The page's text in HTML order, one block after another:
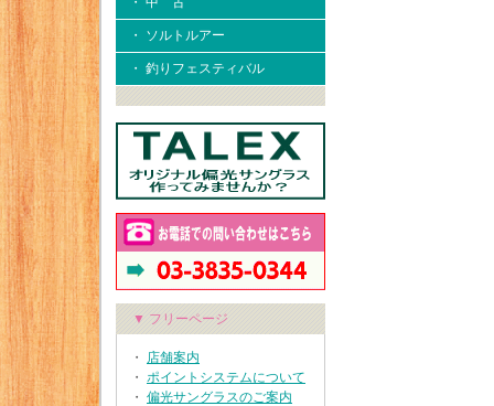
・ ソルトルアー
・ 釣りフェスティバル
▼ フリーページ
・ 店舗案内
・ ポイントシステムについて
・ 偏光サングラスのご案内